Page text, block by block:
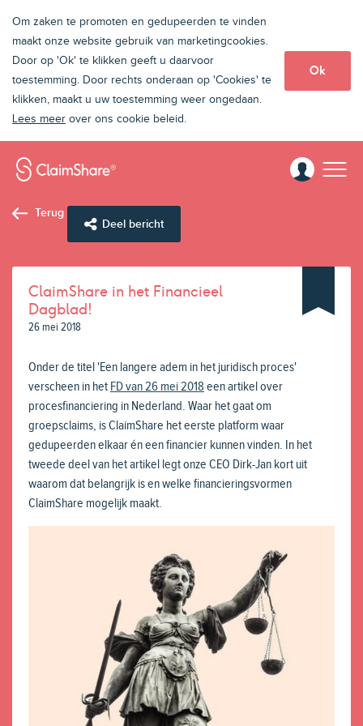
Om zaken te promoten en gedupeerden te vinden
maakt onze website gebruik van marketingcookies.
Door op 'Ok' te klikken geeft u daarvoor
toestemming. Door rechts onderaan op 'Cookies' te
klikken, maakt u uw toestemming weer ongedaan.
Lees meer over ons cookie beleid.
Ok
Terug
Deel bericht
ClaimShare in het Financieel
Dagblad!
26 mei 2018
Onder de titel 'Een langere adem in het juridisch proces'
verscheen in het FD van 26 mei 2018 een artikel over
procesfinanciering in Nederland. Waar het gaat om
groepsclaims, is ClaimShare het eerste platform waar
gedupeerden elkaar én een financier kunnen vinden. In het
tweede deel van het artikel legt onze CEO Dirk-Jan kort uit
waarom dat belangrijk is en welke financieringsvormen
ClaimShare mogelijk maakt.